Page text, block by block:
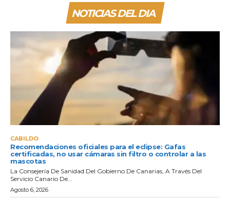
NOTICIAS DEL DIA
CABILDO
Recomendaciones oficiales para el eclipse: Gafas
certificadas, no usar cámaras sin filtro o controlar a las
mascotas
La Consejería De Sanidad Del Gobierno De Canarias, A Través Del
Servicio Canario De...
Agosto 6, 2026